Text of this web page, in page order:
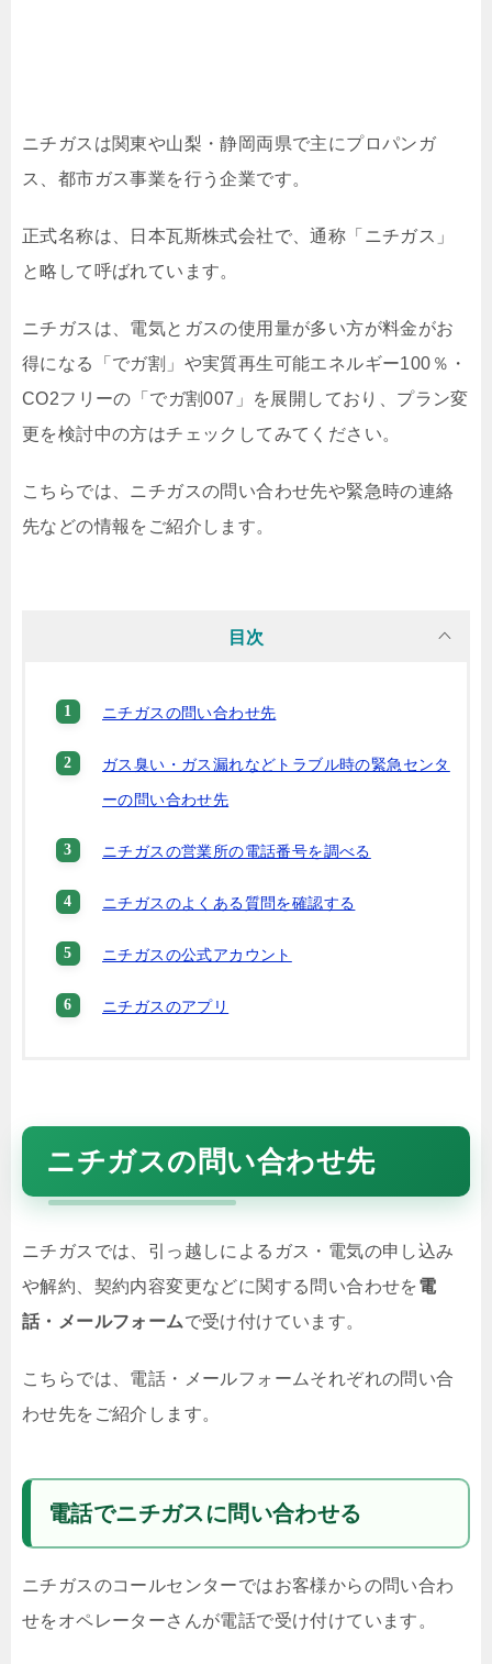
ニチガスは関東や山梨・静岡両県で主にプロパンガ
ス、都市ガス事業を行う企業です。
正式名称は、日本瓦斯株式会社で、通称「ニチガス」
と略して呼ばれています。
ニチガスは、電気とガスの使用量が多い方が料金がお
得になる「でガ割」や実質再生可能エネルギー100％・
CO2フリーの「でガ割007」を展開しており、プラン変
更を検討中の方はチェックしてみてください。
こちらでは、ニチガスの問い合わせ先や緊急時の連絡
先などの情報をご紹介します。
目次
ニチガスの問い合わせ先
ガス臭い・ガス漏れなどトラブル時の緊急センタ
ーの問い合わせ先
ニチガスの営業所の電話番号を調べる
ニチガスのよくある質問を確認する
ニチガスの公式アカウント
ニチガスのアプリ
ニチガスの問い合わせ先
ニチガスでは、引っ越しによるガス・電気の申し込み
や解約、契約内容変更などに関する問い合わせを電
話・メールフォームで受け付けています。
こちらでは、電話・メールフォームそれぞれの問い合
わせ先をご紹介します。
電話でニチガスに問い合わせる
ニチガスのコールセンターではお客様からの問い合わ
せをオペレーターさんが電話で受け付けています。